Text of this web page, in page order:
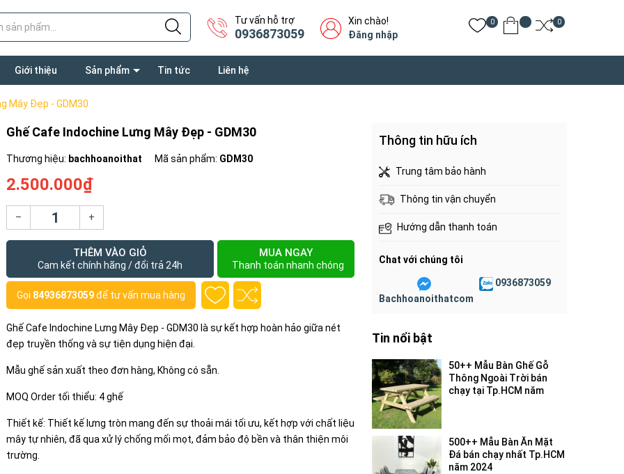
Tư vấn hỗ trợ
0936873059
Xin chào!
Đăng nhập
0 0
Giới thiệu Sản phẩm Tin tức Liên hệ
Mây Đẹp - GDM30
Ghế Cafe Indochine Lưng Mây Đẹp - GDM30
Thương hiệu: bachhoanoithat Mã sản phẩm: GDM30
2.500.000₫
– +
THÊM VÀO GIỎ
Cam kết chính hãng / đổi trả 24h
MUA NGAY
Thanh toán nhanh chóng
Gọi 84936873059để tư vấn mua hàng
Ghế Cafe Indochine Lưng Mây Đẹp - GDM30 là sự kết hợp hoàn hảo giữa nét
đẹp truyền thống và sự tiện dụng hiện đại.
Mẫu ghế sản xuất theo đơn hàng, Không có sẵn.
MOQ Order tối thiểu: 4 ghế
Thiết kế: Thiết kế lưng tròn mang đến sự thoải mái tối ưu, kết hợp với chất liệu
mây tự nhiên, đã qua xử lý chống mối mọt, đảm bảo độ bền và thân thiện môi
trường.
Thông tin hữu ích
Trung tâm bảo hành
Thông tin vận chuyển
Hướng dẫn thanh toán
Chat với chúng tôi
Bachhoanoithatcom
0936873059
Tin nổi bật
50++ Mẫu Bàn Ghế Gỗ
Thông Ngoài Trời bán
chạy tại Tp.HCM năm
500++ Mẫu Bàn Ăn Mặt
Đá bán chạy nhất Tp.HCM
năm 2024